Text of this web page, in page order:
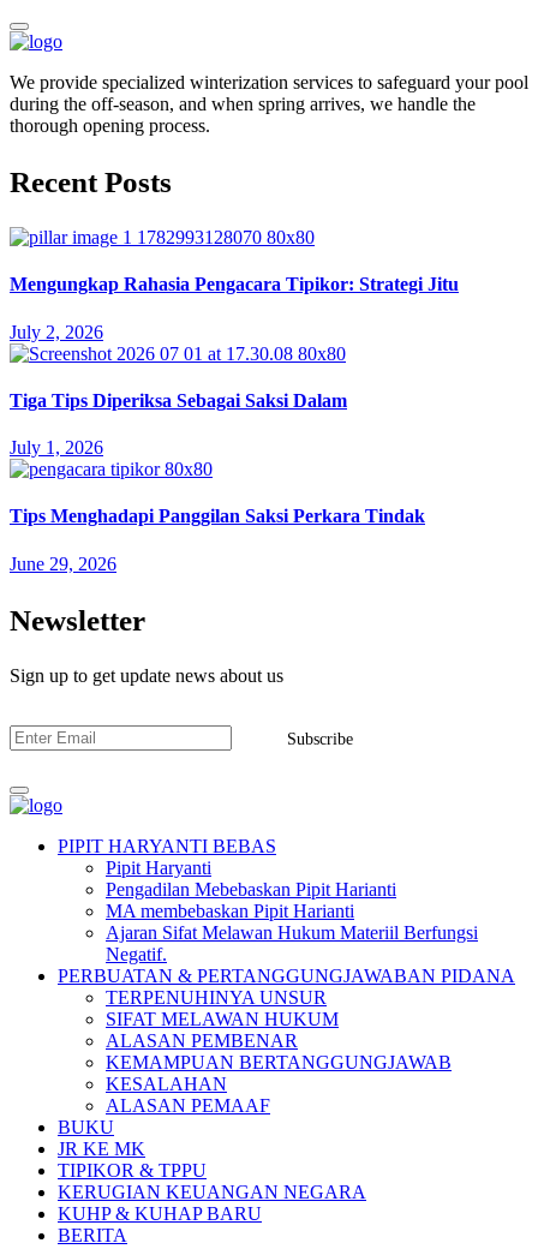
We provide specialized winterization services to safeguard your pool
during the off-season, and when spring arrives, we handle the
thorough opening process.
Recent Posts
Mengungkap Rahasia Pengacara Tipikor: Strategi Jitu
July 2, 2026
Tiga Tips Diperiksa Sebagai Saksi Dalam
July 1, 2026
Tips Menghadapi Panggilan Saksi Perkara Tindak
June 29, 2026
Newsletter
Sign up to get update news about us
Subscribe
PIPIT HARYANTI BEBAS
Pipit Haryanti
Pengadilan Mebebaskan Pipit Harianti
MA membebaskan Pipit Harianti
Ajaran Sifat Melawan Hukum Materiil Berfungsi
Negatif.
PERBUATAN & PERTANGGUNGJAWABAN PIDANA
TERPENUHINYA UNSUR
SIFAT MELAWAN HUKUM
ALASAN PEMBENAR
KEMAMPUAN BERTANGGUNGJAWAB
KESALAHAN
ALASAN PEMAAF
BUKU
JR KE MK
TIPIKOR & TPPU
KERUGIAN KEUANGAN NEGARA
KUHP & KUHAP BARU
BERITA